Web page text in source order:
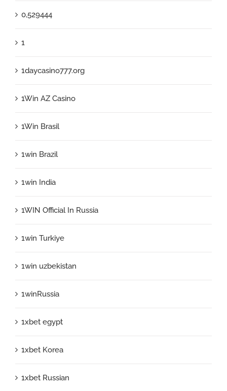
0,529444
1
1daycasino777.org
1Win AZ Casino
1Win Brasil
1win Brazil
1win India
1WIN Official In Russia
1win Turkiye
1win uzbekistan
1winRussia
1xbet egypt
1xbet Korea
1xbet Russian